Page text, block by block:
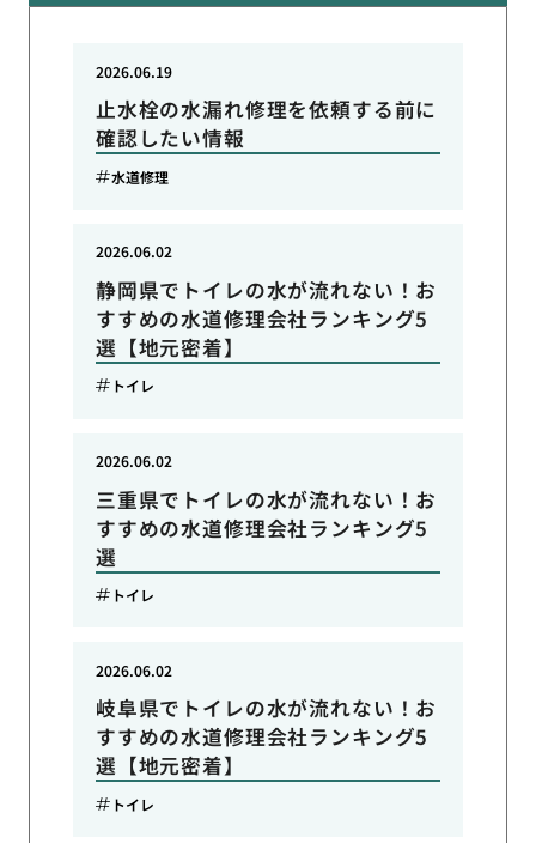
止水栓の水漏れ修理を依頼する前に
確認したい情報
2026.06.19
水道修理
静岡県でトイレの水が流れない！お
すすめの水道修理会社ランキング5
選【地元密着】
2026.06.02
トイレ
三重県でトイレの水が流れない！お
すすめの水道修理会社ランキング5
選
2026.06.02
トイレ
岐阜県でトイレの水が流れない！お
すすめの水道修理会社ランキング5
選【地元密着】
2026.06.02
トイレ